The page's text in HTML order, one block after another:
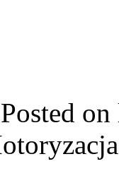
Posted